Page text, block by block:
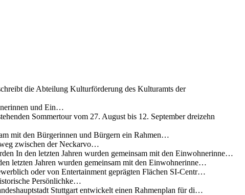
die Abteilung Kulturförderung des Kulturamts der
und Ein…
Sommertour vom 27. August bis 12. September dreizehn
mit den Bürgerinnen und Bürgern ein Rahmen…
zwischen der Neckarvo…
In den letzten Jahren wurden gemeinsam mit den Einwohnerinne…
letzten Jahren wurden gemeinsam mit den Einwohnerinne…
oder von Entertainment geprägten Flächen SI-Centr…
Persönlichke…
Stuttgart entwickelt einen Rahmenplan für di…